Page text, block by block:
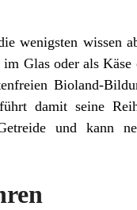
wenigsten wissen
Glas oder als
Bioland-
damit seine
und kann